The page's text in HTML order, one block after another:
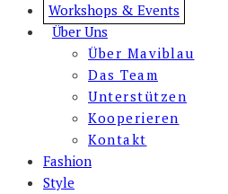
Workshops & Events
Über Uns
Über Maviblau
Das Team
Unterstützen
Kooperieren
Kontakt
Fashion
Style